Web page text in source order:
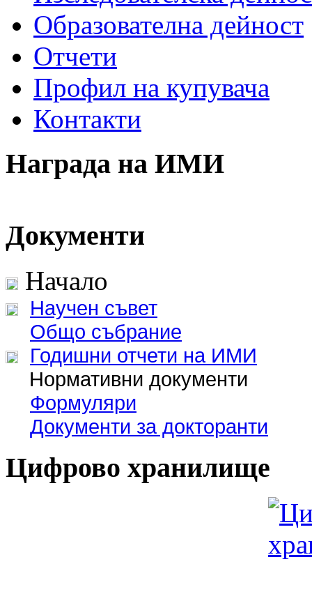
Образователна дейност
Отчети
Профил на купувача
Контакти
Награда на ИМИ
Документи
Начало
Научен съвет
Общо събрание
Годишни отчети на ИМИ
Нормативни документи
Формуляри
Документи за докторанти
Цифрово хранилище